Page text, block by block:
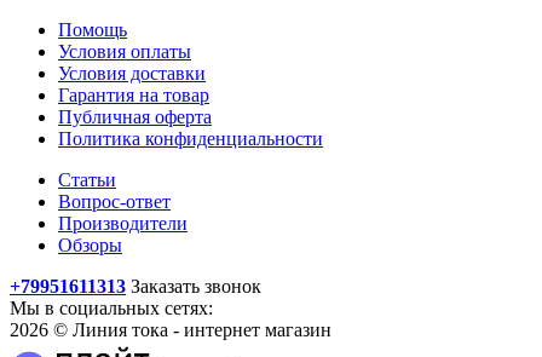
Помощь
Условия оплаты
Условия доставки
Гарантия на товар
Публичная оферта
Политика конфиденциальности
Статьи
Вопрос-ответ
Производители
Обзоры
+79951611313 Заказать звонок
Мы в социальных сетях:
2026 © Линия тока - интернет магазин